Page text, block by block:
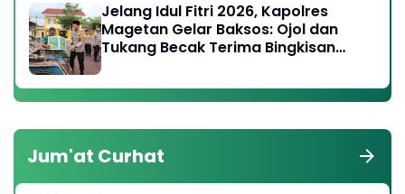
Jelang Idul Fitri 2026, Kapolres
Magetan Gelar Baksos: Ojol dan
Tukang Becak Terima Bingkisan
Jum'at Curhat